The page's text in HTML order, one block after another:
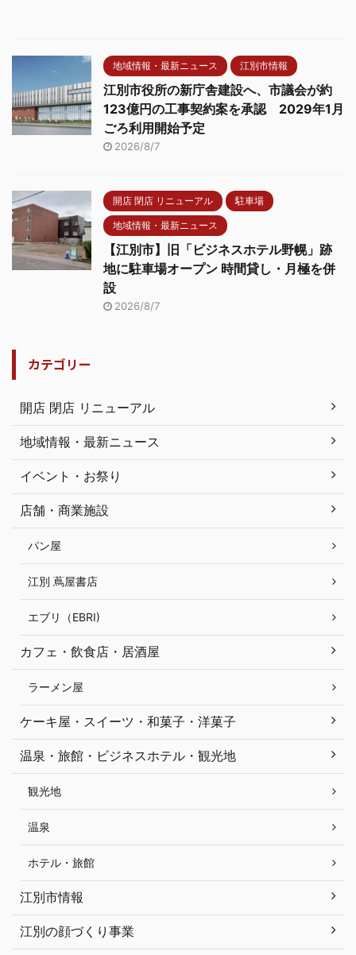
地域情報・最新ニュース 江別市情報
江別市役所の新庁舎建設へ、市議会が約
123億円の工事契約案を承認 2029年1月
ごろ利用開始予定
2026/8/7
開店 閉店 リニューアル 駐車場
地域情報・最新ニュース
【江別市】旧「ビジネスホテル野幌」跡
地に駐車場オープン 時間貸し・月極を併
設
2026/8/7
カテゴリー
開店 閉店 リニューアル
地域情報・最新ニュース
イベント・お祭り
店舗・商業施設
パン屋
江別 蔦屋書店
エブリ（EBRI)
カフェ・飲食店・居酒屋
ラーメン屋
ケーキ屋・スイーツ・和菓子・洋菓子
温泉・旅館・ビジネスホテル・観光地
観光地
温泉
ホテル・旅館
江別市情報
江別の顔づくり事業